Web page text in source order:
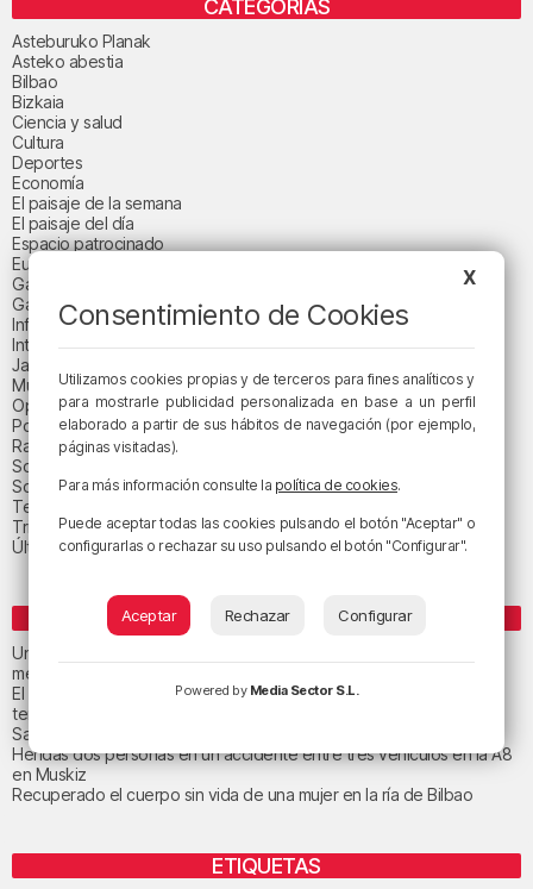
CATEGORÍAS
Asteburuko Planak
Asteko abestia
Bilbao
Bizkaia
Ciencia y salud
Cultura
Deportes
Economía
El paisaje de la semana
El paisaje del día
Espacio patrocinado
Euskadi
Gastronomía
Gaurko abestia
Informativos
Internacional
Jaialdi 2025
Música
Opinión
Política
Radio Popular-Herri Irratia
Social y religión
Sociedad
Tecnología
Triple B
Última hora
ENTRADAS RECIENTES
Un total de 124 centros de Infantil y Primaria de Euskadi realizarán
mejoras con una inversión de 19,3 millones
El tiempo este viernes en Bizkaia: subida notable de las
temperaturas máximas
San Juan de Gaztelugatxe cerrará el día del eclipse
Heridas dos personas en un accidente entre tres vehículos en la A8
en Muskiz
Recuperado el cuerpo sin vida de una mujer en la ría de Bilbao
ETIQUETAS
X
Consentimiento de Cookies
Utilizamos cookies propias y de terceros para fines analíticos y
para mostrarle publicidad personalizada en base a un perfil
elaborado a partir de sus hábitos de navegación (por ejemplo,
páginas visitadas).
Para más información consulte la política de cookies.
Puede aceptar todas las cookies pulsando el botón "Aceptar" o
configurarlas o rechazar su uso pulsando el botón "Configurar".
Aceptar Rechazar Configurar
Powered by Media Sector S.L.